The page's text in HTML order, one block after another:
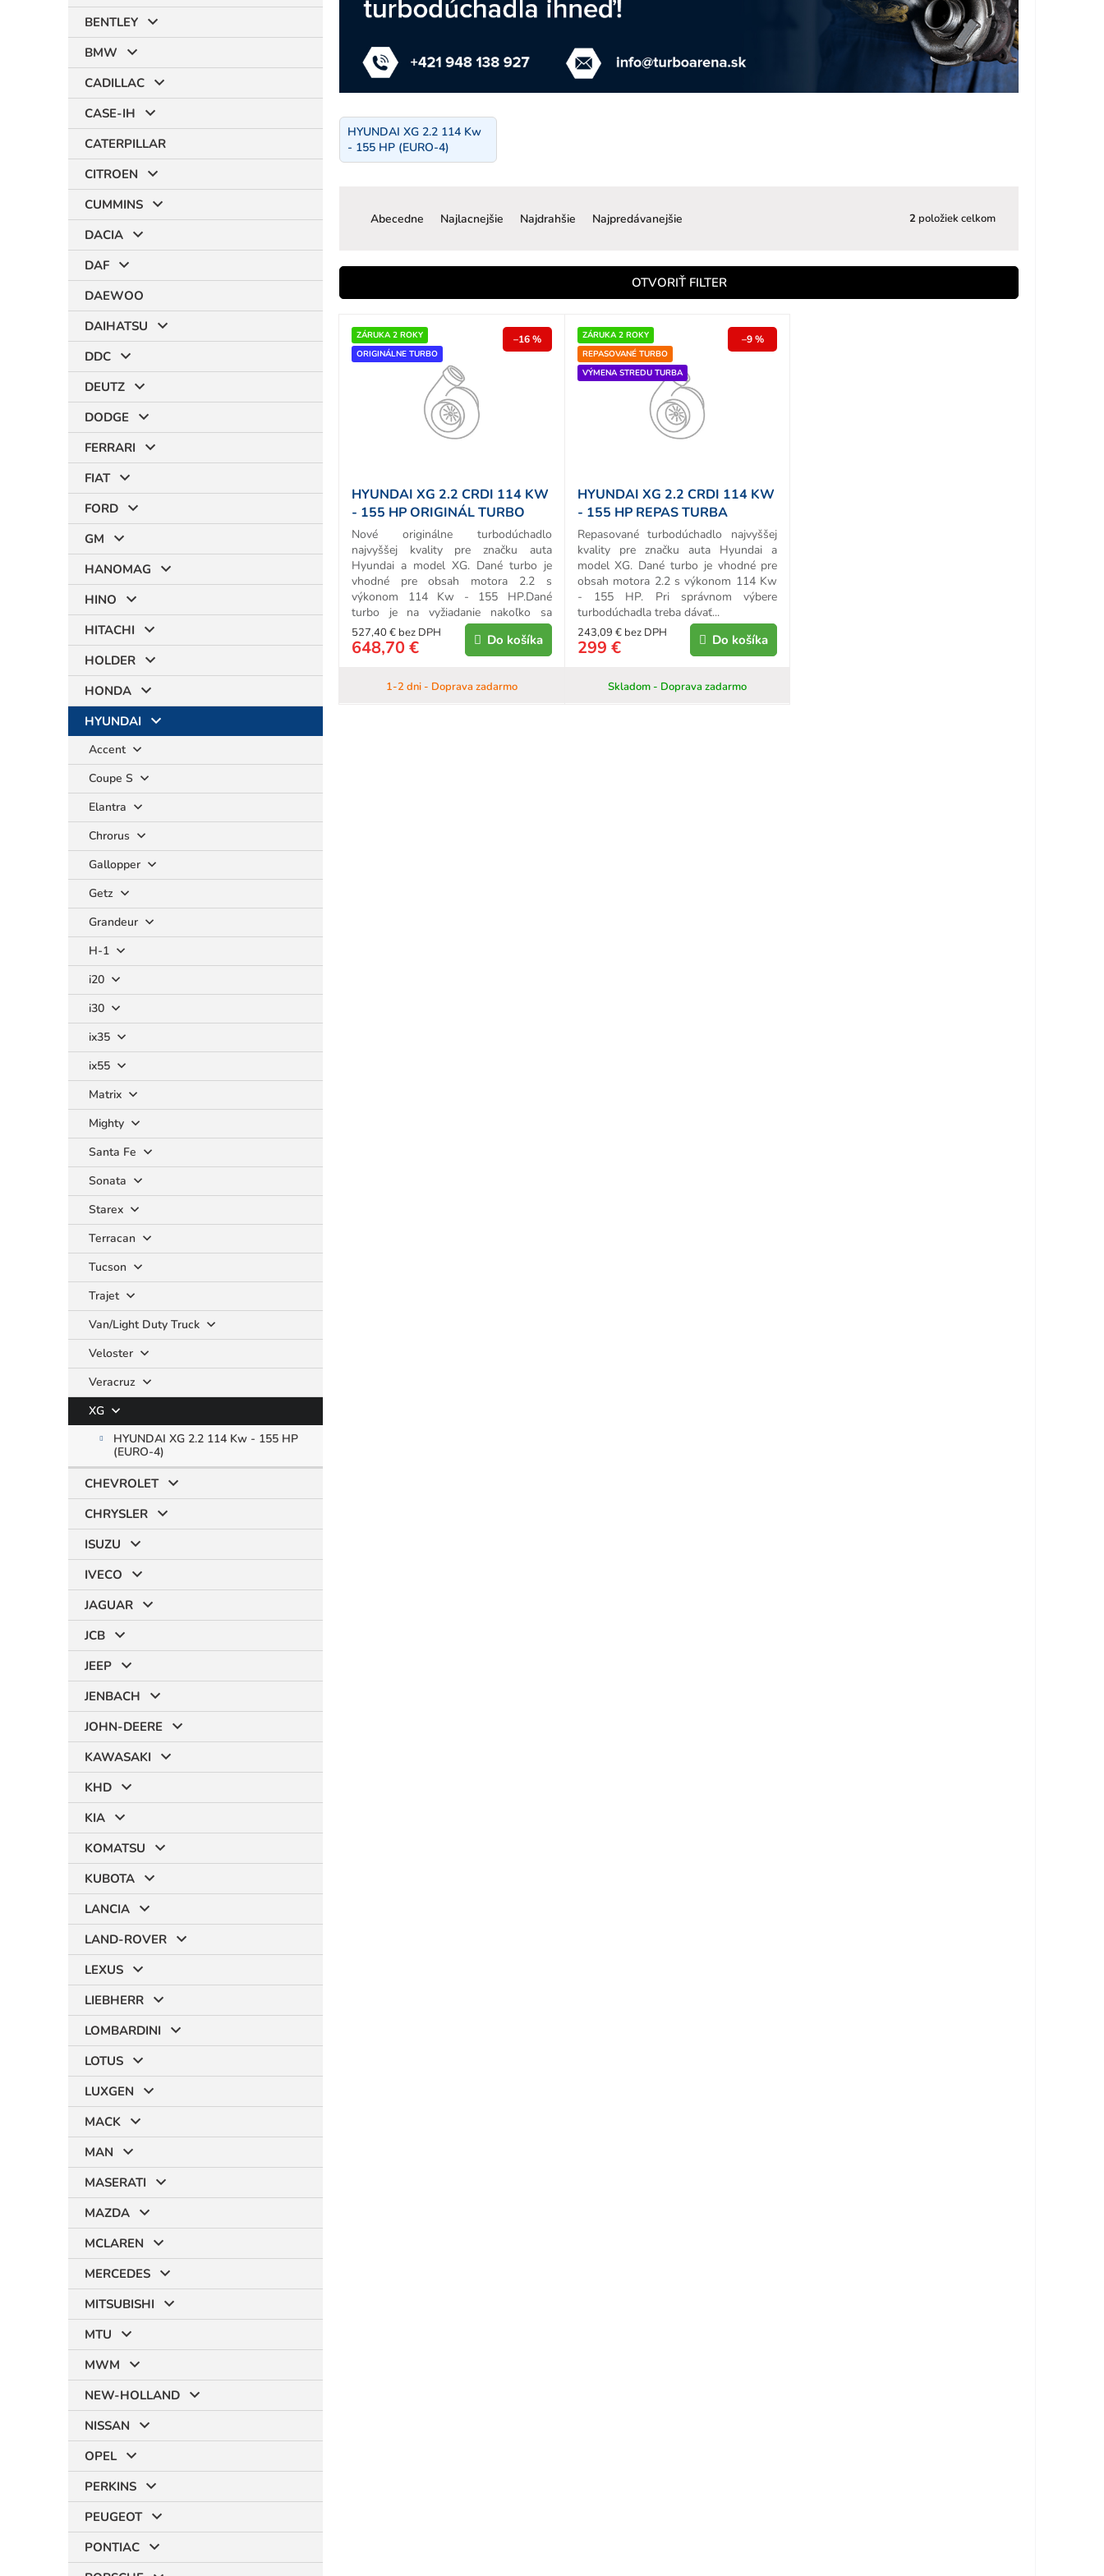
BENTLEY
BMW
CADILLAC
CASE-IH
CATERPILLAR
CITROEN
CUMMINS
DACIA
DAF
DAEWOO
DAIHATSU
DDC
DEUTZ
DODGE
FERRARI
FIAT
FORD
GM
HANOMAG
HINO
HITACHI
HOLDER
HONDA
HYUNDAI
Accent
Coupe S
Elantra
Chrorus
Gallopper
Getz
Grandeur
H-1
i20
i30
ix35
ix55
Matrix
Mighty
Santa Fe
Sonata
Starex
Terracan
Tucson
Trajet
Van/Light Duty Truck
Veloster
Veracruz
XG
HYUNDAI XG 2.2 114 Kw - 155 HP
(EURO-4)
CHEVROLET
CHRYSLER
ISUZU
IVECO
JAGUAR
JCB
JEEP
JENBACH
JOHN-DEERE
KAWASAKI
KHD
KIA
KOMATSU
KUBOTA
LANCIA
LAND-ROVER
LEXUS
LIEBHERR
LOMBARDINI
LOTUS
LUXGEN
MACK
MAN
MASERATI
MAZDA
MCLAREN
MERCEDES
MITSUBISHI
MTU
MWM
NEW-HOLLAND
NISSAN
OPEL
PERKINS
PEUGEOT
PONTIAC
HYUNDAI XG 2.2 114 Kw
- 155 HP (EURO-4)
n
p
r
o
Abecedne Najlacnejšie Najdrahšie Najpredávanejšie 2 položiek celkom
OTVORIŤ FILTER
ZÁRUKA 2 ROKY
ORIGINÁLNE TURBO
–16 %
HYUNDAI XG 2.2 CRDI 114 KW
- 155 HP ORIGINÁL TURBO
1-2 dni - Doprava zadarmo
527,40 € bez DPH
648,70 € Do košíka
Nové originálne turbodúchadlo
najvyššej kvality pre značku auta
Hyundai a model XG. Dané turbo je
vhodné pre obsah motora 2.2 s
výkonom 114 Kw - 155 HP.Dané
turbo je na vyžiadanie nakoľko sa
jedná...
ZÁRUKA 2 ROKY
REPASOVANÉ TURBO
VÝMENA STREDU TURBA
–9 %
HYUNDAI XG 2.2 CRDI 114 KW
- 155 HP REPAS TURBA
Skladom - Doprava zadarmo
243,09 € bez DPH
299 € Do košíka
Repasované turbodúchadlo najvyššej
kvality pre značku auta Hyundai a
model XG. Dané turbo je vhodné pre
obsah motora 2.2 s výkonom 114 Kw
- 155 HP. Pri správnom výbere
turbodúchadla treba dávať...